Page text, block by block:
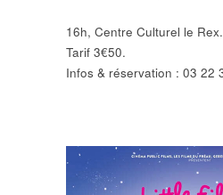
16h, Centre Culturel le Rex.
Tarif 3€50.
Infos & réservation : 03 22